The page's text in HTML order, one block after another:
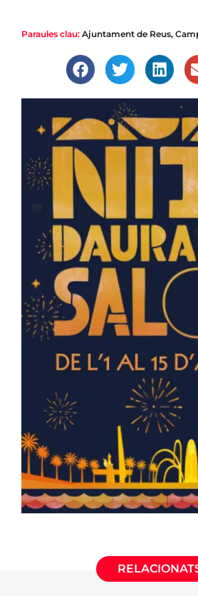
Paraules clau: Ajuntament de Reus,